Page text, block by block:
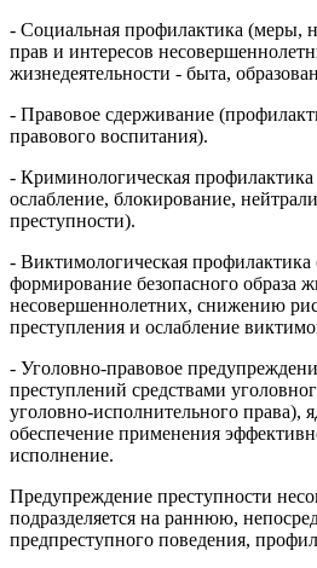
- Социальная профилактика (меры,
прав и интересов
жизнедеятельности - быта,
- Правовое сдерживание
правового воспитания).
- Криминологическая
ослабление, блокирование,
преступности).
- Виктимологическая
формирование безопасного образа
несовершеннолетних, снижению
преступления и ослабление
- Уголовно-правовое
преступлений средствами
уголовно-исполнительного права),
обеспечение применения
исполнение.
Предупреждение преступности
подразделяется на раннюю,
предпреступного поведения,